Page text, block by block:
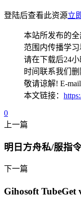
登陆后查看此资源立
本站所发布的
范围内传播学
请在下载后24
时间联系我们删
敬请谅解! E-
本文链接：
0
上一篇
明日方舟私/服指
下一篇
Gihosoft TubeGet